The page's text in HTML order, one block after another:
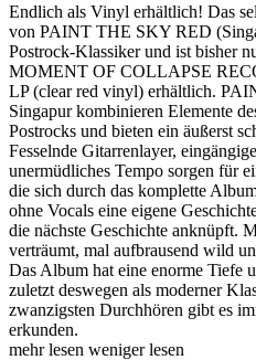
Endlich als Vinyl erhältlich! Das
von PAINT THE SKY RED
Postrock-Klassiker und ist bisher
MOMENT OF COLLAPSE
LP (clear red vinyl) erhältlich.
Singapur kombinieren Elemente
Postrocks und bieten ein äußerst
Fesselnde Gitarrenlayer,
unermüdliches Tempo sorgen für
die sich durch das komplette
ohne Vocals eine eigene
die nächste Geschichte anknüpft.
verträumt, mal aufbrausend wild
Das Album hat eine enorme Tiefe
zuletzt deswegen als moderner
zwanzigsten Durchhören gibt es
erkunden.
mehr lesen weniger lesen